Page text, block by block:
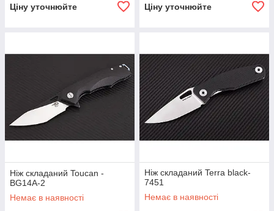
Ціну уточнюйте Ціну уточнюйте
Ніж складаний Toucan -
BG14A-2
Немає в наявності
Ніж складаний Terra black-
7451
Немає в наявності